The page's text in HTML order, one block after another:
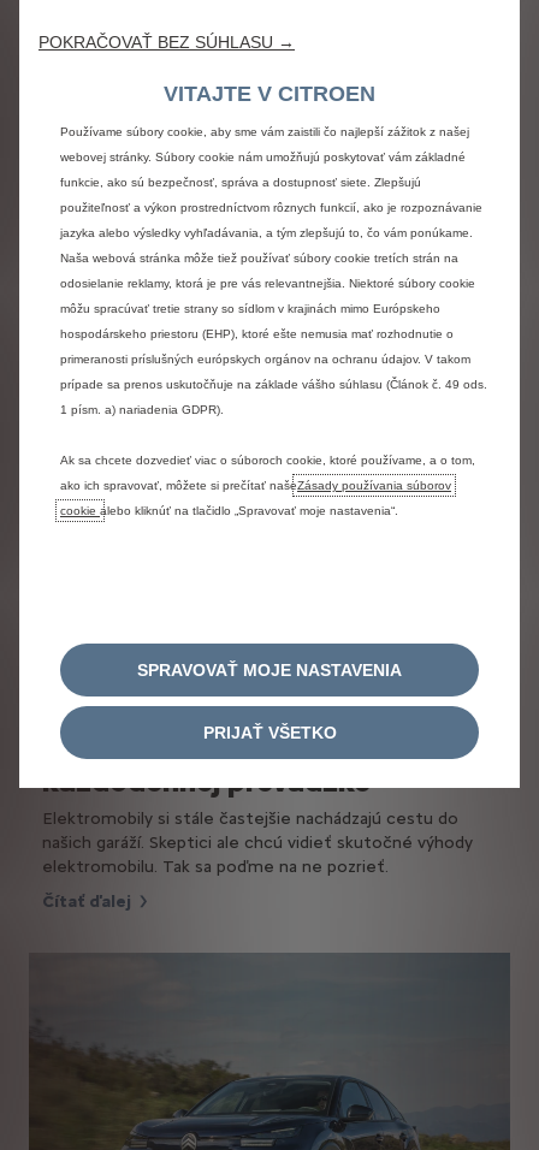
5 tipov, ako si vybrať úžitkové
vozidlo podľa typu podnikania
Zlé úžitkové auto dokáže firme komplikovať deň. Ak sa
pri výbere sústredíte na typ podnikania, dostanete sa k
autu, ktoré vám bude reálne zarábať. Tu je 5 tipov!
Čítať ďalej
Výhody elektromobilu v
každodennej prevádzke
Elektromobily si stále častejšie nachádzajú cestu do
našich garáží. Skeptici ale chcú vidieť skutočné výhody
elektromobilu. Tak sa poďme na ne pozrieť.
Čítať ďalej
POKRAČOVAŤ BEZ SÚHLASU →
VITAJTE V CITROEN
Používame súbory cookie, aby sme vám zaistili čo najlepší zážitok z našej
webovej stránky. Súbory cookie nám umožňujú poskytovať vám základné
funkcie, ako sú bezpečnosť, správa a dostupnosť siete. Zlepšujú
použiteľnosť a výkon prostredníctvom rôznych funkcií, ako je rozpoznávanie
jazyka alebo výsledky vyhľadávania, a tým zlepšujú to, čo vám ponúkame.
Naša webová stránka môže tiež používať súbory cookie tretích strán na
odosielanie reklamy, ktorá je pre vás relevantnejšia. Niektoré súbory cookie
môžu spracúvať tretie strany so sídlom v krajinách mimo Európskeho
hospodárskeho priestoru (EHP), ktoré ešte nemusia mať rozhodnutie o
primeranosti príslušných európskych orgánov na ochranu údajov. V takom
prípade sa prenos uskutočňuje na základe vášho súhlasu (Článok č. 49 ods.
1 písm. a) nariadenia GDPR).
Ak sa chcete dozvedieť viac o súboroch cookie, ktoré používame, a o tom,
ako ich spravovať, môžete si prečítať našeZásady používania súborov
cookie alebo kliknúť na tlačidlo „Spravovať moje nastavenia“.
SPRAVOVAŤ MOJE NASTAVENIA
PRIJAŤ VŠETKO